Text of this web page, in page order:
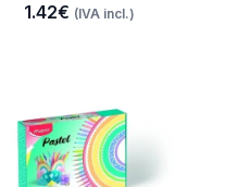
1.42€ (IVA incl.)